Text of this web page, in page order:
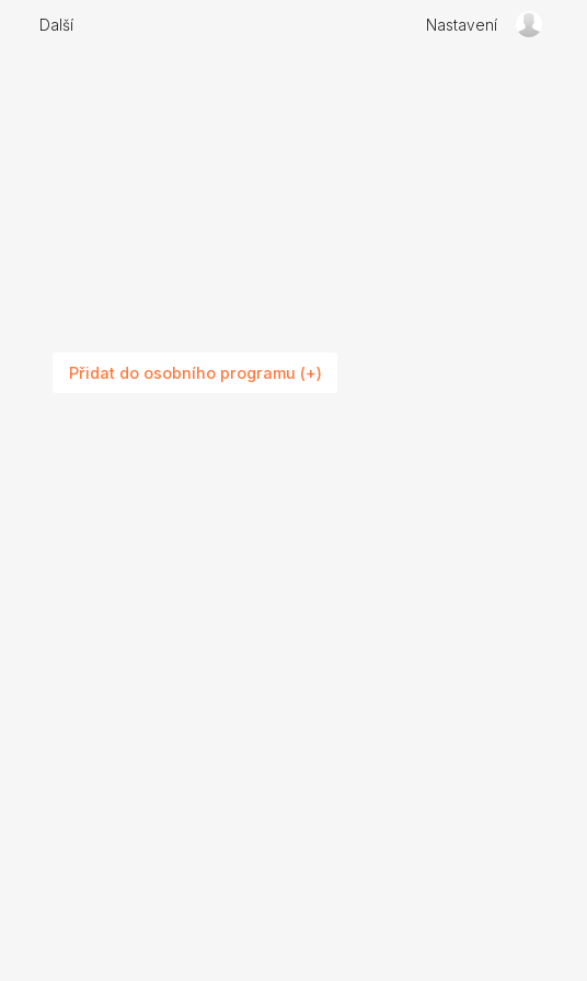
Další Nastavení
Přidat do osobního programu (+)